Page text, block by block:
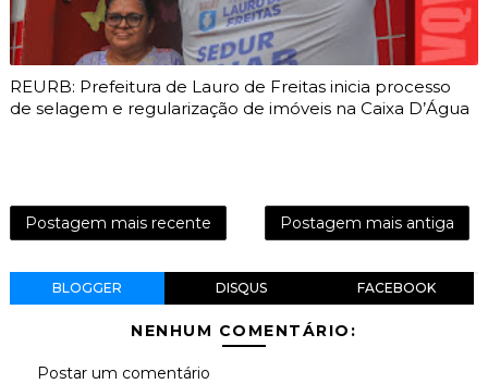
REURB: Prefeitura de Lauro de Freitas inicia processo
de selagem e regularização de imóveis na Caixa D’Água
Postagem mais recente Postagem mais antiga
BLOGGER DISQUS FACEBOOK
NENHUM COMENTÁRIO:
Postar um comentário